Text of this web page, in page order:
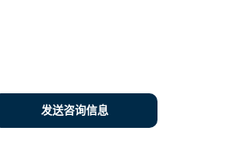
发送咨询信息